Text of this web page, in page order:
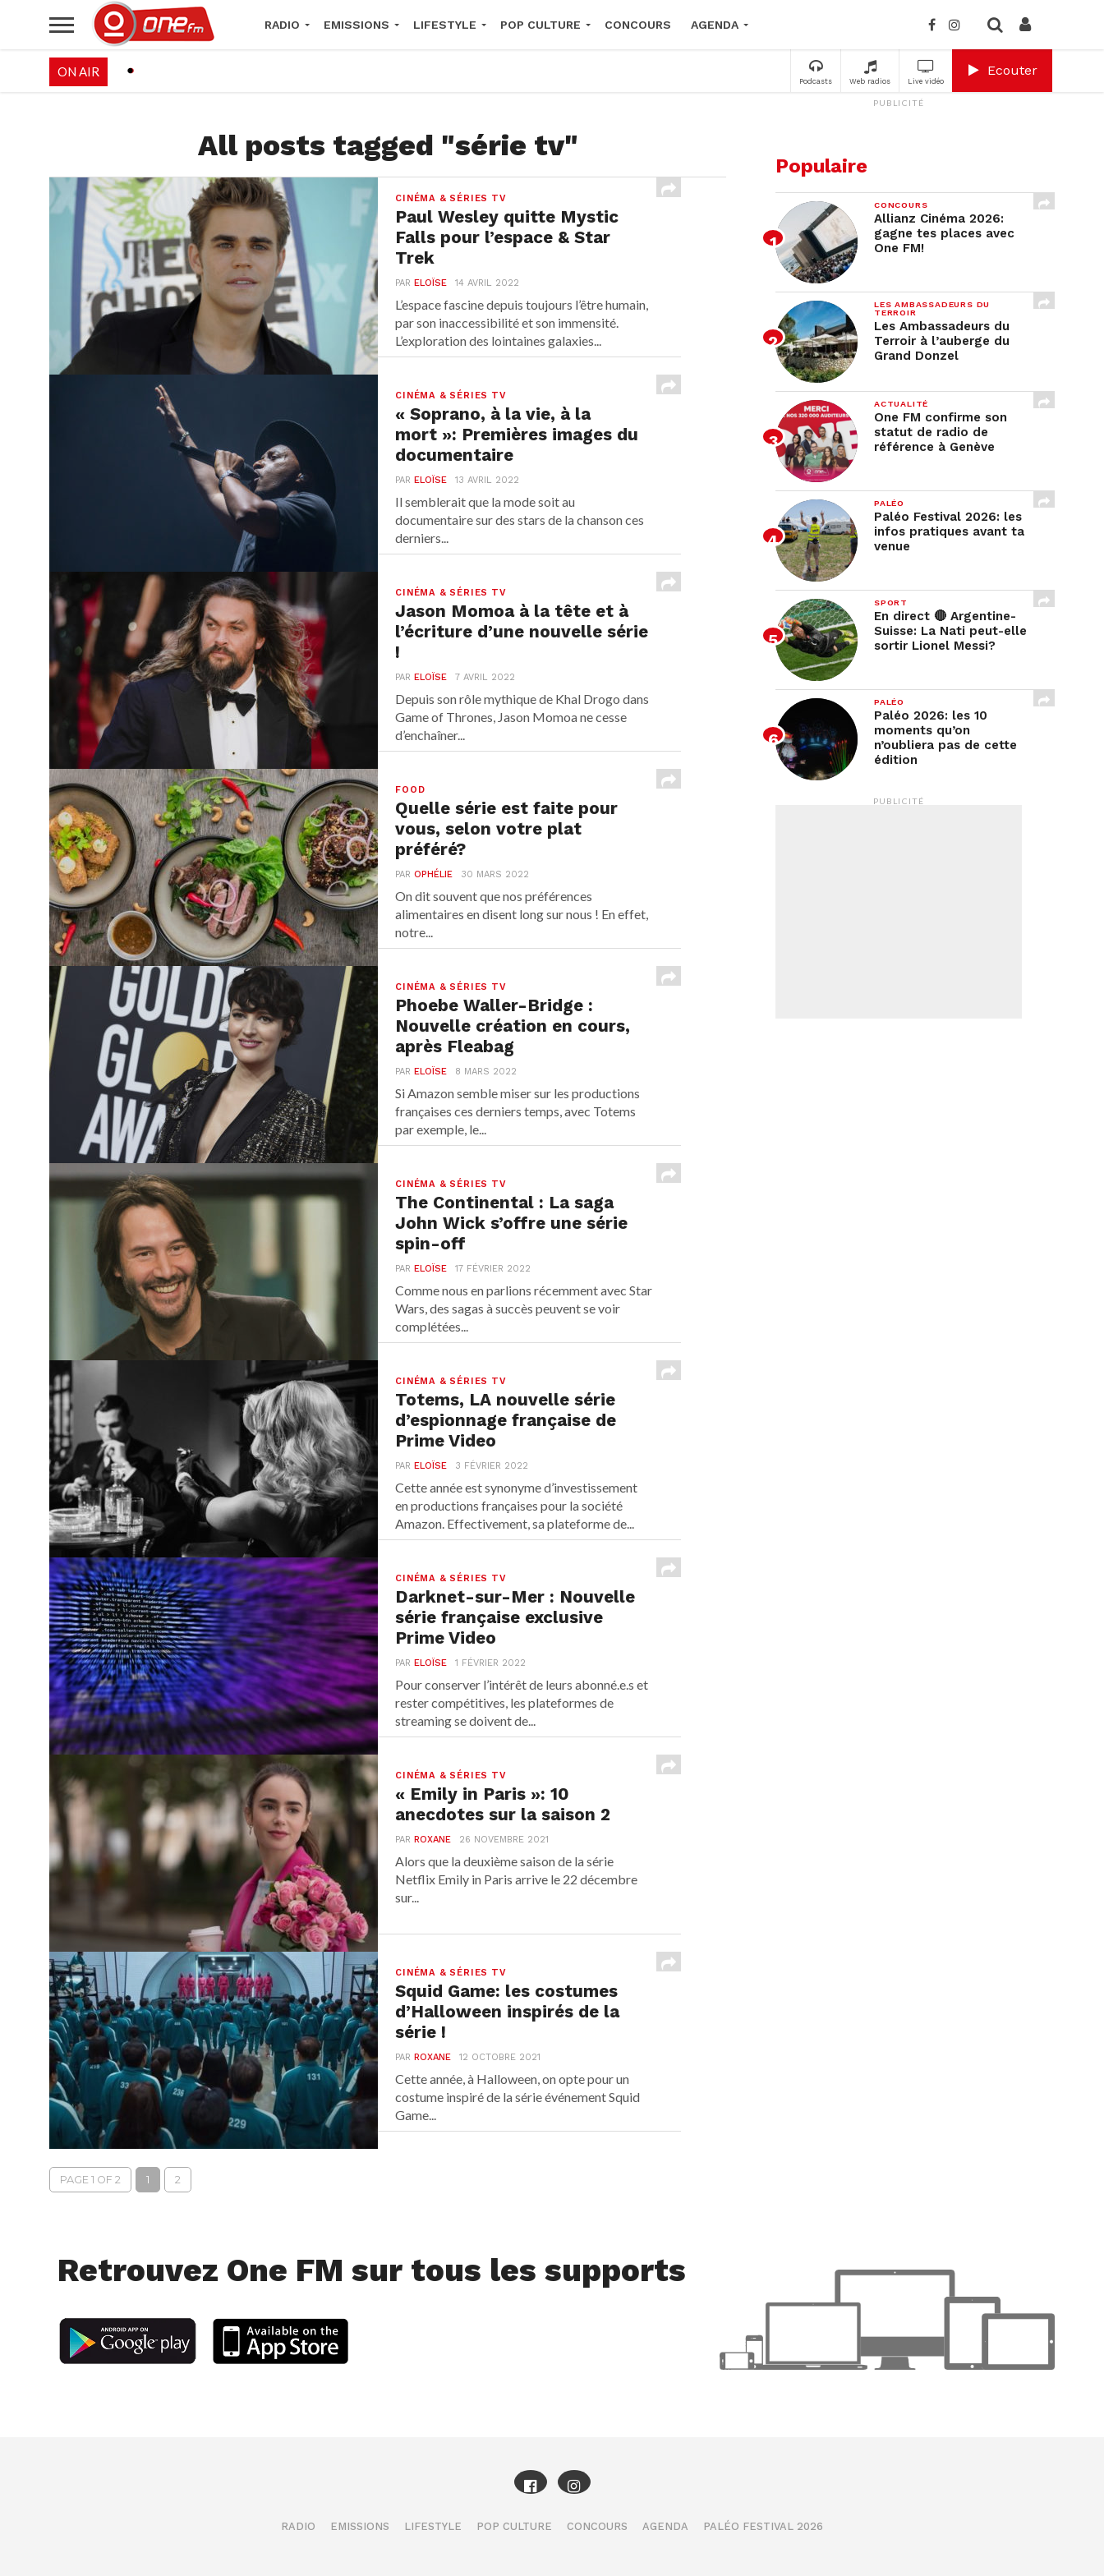
RADIO EMISSIONS LIFESTYLE POP CULTURE CONCOURS AGENDA
Podcasts Web radios Live vidéo
Ecouter
ON AIR
All posts tagged "série tv"
CINÉMA & SÉRIES TV
Paul Wesley quitte Mystic
Falls pour l’espace & Star
Trek
PARELOÏSE 14 AVRIL 2022
L’espace fascine depuis toujours l’être humain,
par son inaccessibilité et son immensité.
L’exploration des lointaines galaxies...
CINÉMA & SÉRIES TV
« Soprano, à la vie, à la
mort »: Premières images du
documentaire
PARELOÏSE 13 AVRIL 2022
Il semblerait que la mode soit au
documentaire sur des stars de la chanson ces
derniers...
CINÉMA & SÉRIES TV
Jason Momoa à la tête et à
l’écriture d’une nouvelle série
!
PARELOÏSE 7 AVRIL 2022
Depuis son rôle mythique de Khal Drogo dans
Game of Thrones, Jason Momoa ne cesse
d’enchaîner...
FOOD
Quelle série est faite pour
vous, selon votre plat
préféré?
PAROPHÉLIE 30 MARS 2022
On dit souvent que nos préférences
alimentaires en disent long sur nous ! En effet,
notre...
CINÉMA & SÉRIES TV
Phoebe Waller-Bridge :
Nouvelle création en cours,
après Fleabag
PARELOÏSE 8 MARS 2022
Si Amazon semble miser sur les productions
françaises ces derniers temps, avec Totems
par exemple, le...
CINÉMA & SÉRIES TV
The Continental : La saga
John Wick s’offre une série
spin-off
PARELOÏSE 17 FÉVRIER 2022
Comme nous en parlions récemment avec Star
Wars, des sagas à succès peuvent se voir
complétées...
CINÉMA & SÉRIES TV
Totems, LA nouvelle série
d’espionnage française de
Prime Video
PARELOÏSE 3 FÉVRIER 2022
Cette année est synonyme d’investissement
en productions françaises pour la société
Amazon. Effectivement, sa plateforme de...
CINÉMA & SÉRIES TV
Darknet-sur-Mer : Nouvelle
série française exclusive
Prime Video
PARELOÏSE 1 FÉVRIER 2022
Pour conserver l’intérêt de leurs abonné.e.s et
rester compétitives, les plateformes de
streaming se doivent de...
CINÉMA & SÉRIES TV
« Emily in Paris »: 10
anecdotes sur la saison 2
PARROXANE 26 NOVEMBRE 2021
Alors que la deuxième saison de la série
Netflix Emily in Paris arrive le 22 décembre
sur...
CINÉMA & SÉRIES TV
Squid Game: les costumes
d’Halloween inspirés de la
série !
PARROXANE 12 OCTOBRE 2021
Cette année, à Halloween, on opte pour un
costume inspiré de la série événement Squid
Game...
PAGE 1 OF 2 1 2
PUBLICITÉ
Populaire
CONCOURS
Allianz Cinéma 2026:
gagne tes places avec
One FM!
LES AMBASSADEURS DU
TERROIR
Les Ambassadeurs du
Terroir à l’auberge du
Grand Donzel
ACTUALITÉ
One FM confirme son
statut de radio de
référence à Genève
PALÉO
Paléo Festival 2026: les
infos pratiques avant ta
venue
SPORT
En direct 🔴 Argentine-
Suisse: La Nati peut-elle
sortir Lionel Messi?
PALÉO
Paléo 2026: les 10
moments qu’on
n’oubliera pas de cette
édition
PUBLICITÉ
Retrouvez One FM sur tous les supports
RADIO EMISSIONS LIFESTYLE POP CULTURE CONCOURS AGENDA PALÉO FESTIVAL 2026